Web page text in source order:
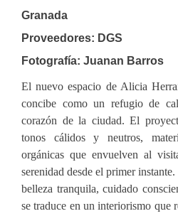
El nuevo espacio de Alicia
concibe como un refugio de
corazón de la ciudad. El
tonos cálidos y neutros,
orgánicas que envuelven al
serenidad desde el primer
belleza tranquila, cuidado
se traduce en un interiorismo que
Granada
Proveedores: DGS
Fotografía: Juanan Barros